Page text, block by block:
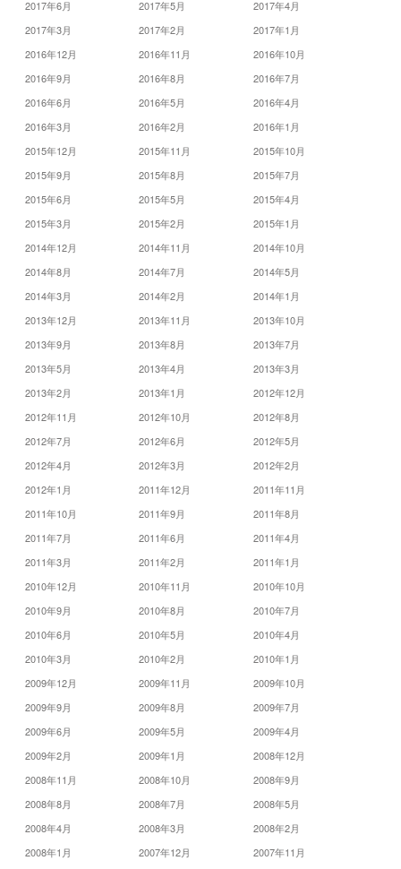
2017年6月
2017年5月
2017年4月
2017年3月
2017年2月
2017年1月
2016年12月
2016年11月
2016年10月
2016年9月
2016年8月
2016年7月
2016年6月
2016年5月
2016年4月
2016年3月
2016年2月
2016年1月
2015年12月
2015年11月
2015年10月
2015年9月
2015年8月
2015年7月
2015年6月
2015年5月
2015年4月
2015年3月
2015年2月
2015年1月
2014年12月
2014年11月
2014年10月
2014年8月
2014年7月
2014年5月
2014年3月
2014年2月
2014年1月
2013年12月
2013年11月
2013年10月
2013年9月
2013年8月
2013年7月
2013年5月
2013年4月
2013年3月
2013年2月
2013年1月
2012年12月
2012年11月
2012年10月
2012年8月
2012年7月
2012年6月
2012年5月
2012年4月
2012年3月
2012年2月
2012年1月
2011年12月
2011年11月
2011年10月
2011年9月
2011年8月
2011年7月
2011年6月
2011年4月
2011年3月
2011年2月
2011年1月
2010年12月
2010年11月
2010年10月
2010年9月
2010年8月
2010年7月
2010年6月
2010年5月
2010年4月
2010年3月
2010年2月
2010年1月
2009年12月
2009年11月
2009年10月
2009年9月
2009年8月
2009年7月
2009年6月
2009年5月
2009年4月
2009年2月
2009年1月
2008年12月
2008年11月
2008年10月
2008年9月
2008年8月
2008年7月
2008年5月
2008年4月
2008年3月
2008年2月
2008年1月
2007年12月 2007年11月